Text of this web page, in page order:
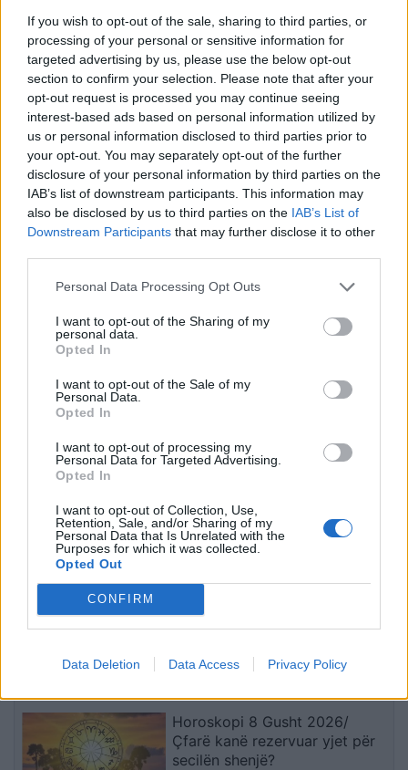
If you wish to opt-out of the sale, sharing to third parties, or
processing of your personal or sensitive information for
targeted advertising by us, please use the below opt-out
section to confirm your selection. Please note that after your
opt-out request is processed you may continue seeing
interest-based ads based on personal information utilized by
us or personal information disclosed to third parties prior to
your opt-out. You may separately opt-out of the further
disclosure of your personal information by third parties on the
IAB’s list of downstream participants. This information may
also be disclosed by us to third parties on the IAB’s List of
Downstream Participants that may further disclose it to other
Personal Data Processing Opt Outs
I want to opt-out of the Sharing of my
personal data.
Opted In
I want to opt-out of the Sale of my
Personal Data.
Opted In
I want to opt-out of processing my
Personal Data for Targeted Advertising.
Opted In
I want to opt-out of Collection, Use,
Retention, Sale, and/or Sharing of my
Personal Data that Is Unrelated with the
Purposes for which it was collected.
Opted Out
CONFIRM
Data Deletion Data Access Privacy Policy
Koncerti i Kanye West
shkakton përplasje me
kalendarin e Champions
League në Kazakistan
Dita e tetë e protestës në
Divjakë, banorët
refuzojnë bashkimin me
Lushnjen
Flakët përfshijnë një
zjarrfikësit vënë situatën
nën kontroll
Dita e 69-të e protestës,
qytetarët marshojnë
nëpër Tiranë
Kakavijë, kolona e
automjeteve shtrihet për
5 km në territorin grek
një salle vallëzimi në
Shtëpinë e Bardhë,
reagon Trump: Do ta
Gjykatën e Lartë
të fundit
Real Madridi shqyrton tre yje
të mesfushës pas dështimit me
Horoskopi 8 Gusht 2026/
Çfarë kanë rezervuar yjet për
secilën shenjë?